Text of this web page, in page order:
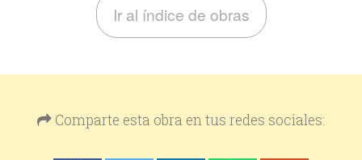
Ir al índice de obras
Comparte esta obra en tus redes sociales: